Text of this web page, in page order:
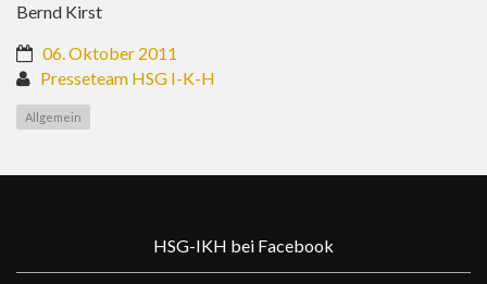
Bernd Kirst
06. Oktober 2011
Presseteam HSG I-K-H
Allgemein
HSG-IKH bei Facebook